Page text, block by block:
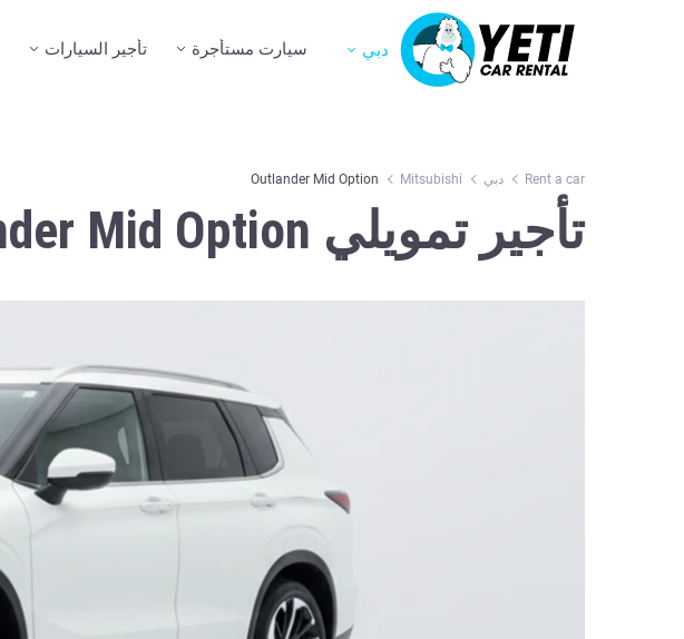
دبي سيارت مستأجرة تأجير السيارات
Rent a car دبي Mitsubishi
Outlander Mid Option
تأجير تمويلي Mitsubishi Outlander Mid Option في دبي